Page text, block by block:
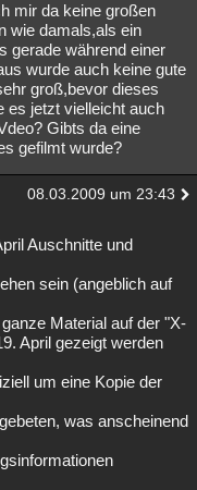
mir da keine großen
wie damals,als ein
gerade während einer
wurde auch keine gute
groß,bevor dieses
es jetzt vielleicht auch
Gibts da eine
gefilmt wurde?
08.03.2009 um 23:43
Auschnitte und
sein (angeblich auf
Material auf der "X-
April gezeigt werden
um eine Kopie der
was anscheinend